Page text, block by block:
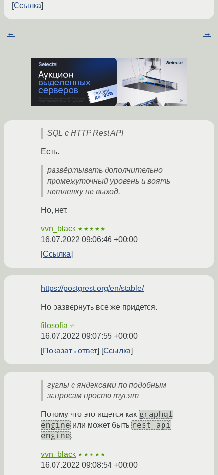
Ссылка
← →
SQL с HTTP Rest API
Есть.
развёртывать дополнительно
промежуточный уровень и воять
нетленку не выход.
Но, нет.
vvn_black ★★★★★
16.07.2022 09:06:46 +00:00
Ссылка
https://postgrest.org/en/stable/
Но развернуть все же придется.
filosofia ☆
16.07.2022 09:07:55 +00:00
Показать ответ
Ссылка
гуглы с яндексами по подобным
запросам просто тупят
Потому что это ищется как graphql
engine или может быть rest api
engine.
vvn_black ★★★★★
16.07.2022 09:08:54 +00:00